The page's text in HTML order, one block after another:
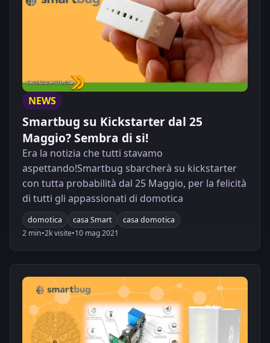
NEWS
Smartbug su Kickstarter dal 25
Maggio? Sembra di si!
Era la notizia che tutti stavamo
aspettando!Smartbug sbarcherà su kickstarter
con tutta probabilità dal 25 Maggio, per la felicità
di tutti gli appassionati di domotica
domotica casa Smart
casa domotica
2 min•2k visite•10 mag 2021